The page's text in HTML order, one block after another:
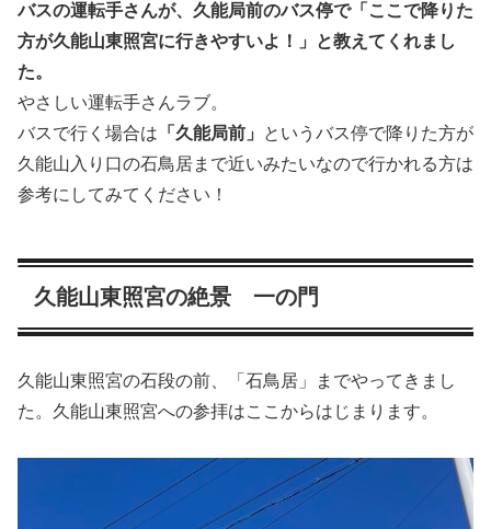
バスの運転手さんが、久能局前のバス停で「ここで降りた
方が久能山東照宮に行きやすいよ！」と教えてくれまし
た。
やさしい運転手さんラブ。
バスで行く場合は 「久能局前」
というバス停で降りた方が
久能山入り口の石鳥居まで近いみたいなので行かれる方は
参考にしてみてください！
久能山東照宮の絶景 一の門
久能山東照宮の石段の前、「石鳥居」までやってきまし
た。久能山東照宮への参拝はここからはじまります。